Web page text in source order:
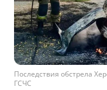
Последствия обстрела
ГСЧС